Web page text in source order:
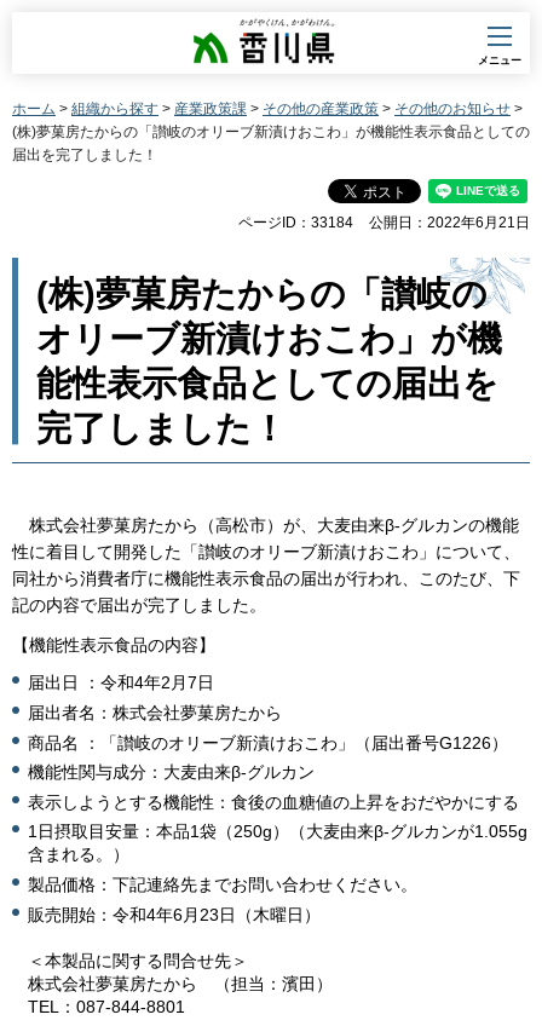
香川県
メニュー
ホーム > 組織から探す > 産業政策課 > その他の産業政策 > その他のお知らせ >
(株)夢菓房たからの「讃岐のオリーブ新漬けおこわ」が機能性表示食品としての
届出を完了しました！
ページID：33184 公開日：2022年6月21日
(株)夢菓房たからの「讃岐の
オリーブ新漬けおこわ」が機
能性表示食品としての届出を
完了しました！
株式会社夢菓房たから（高松市）が、大麦由来β-グルカンの機能
性に着目して開発した「讃岐のオリーブ新漬けおこわ」について、
同社から消費者庁に機能性表示食品の届出が行われ、このたび、下
記の内容で届出が完了しました。
【機能性表示食品の内容】
届出日 ：令和4年2月7日
届出者名：株式会社夢菓房たから
商品名 ：「讃岐のオリーブ新漬けおこわ」（届出番号G1226）
機能性関与成分：大麦由来β-グルカン
表示しようとする機能性：食後の血糖値の上昇をおだやかにする
1日摂取目安量：本品1袋（250g）（大麦由来β-グルカンが1.055g
含まれる。）
製品価格：下記連絡先までお問い合わせください。
販売開始：令和4年6月23日（木曜日）
＜本製品に関する問合せ先＞
株式会社夢菓房たから （担当：濱田）
TEL：087-844-8801